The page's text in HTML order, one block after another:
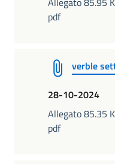
pdf
verble
28-10-2024
Allegato 85.35
pdf